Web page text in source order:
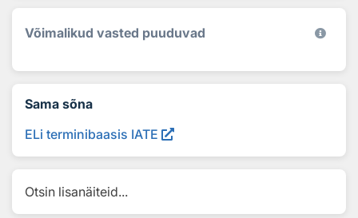
Võimalikud vasted puuduvad
Sama sõna
ELi terminibaasis IATE
Otsin lisanäiteid...